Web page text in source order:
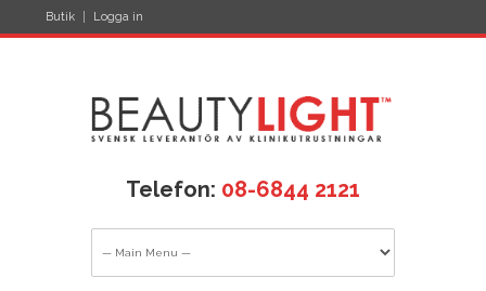
Butik Logga in
Telefon: 08-6844 2121